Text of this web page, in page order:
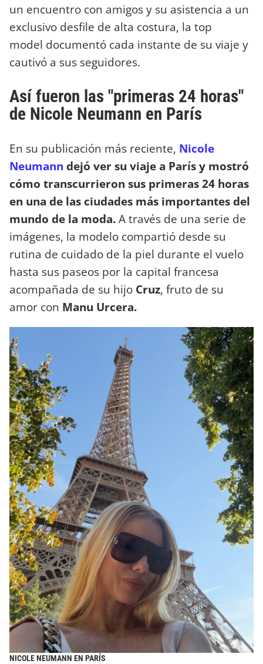
un encuentro con amigos y su asistencia a un
exclusivo desfile de alta costura, la top
model documentó cada instante de su viaje y
cautivó a sus seguidores.
Así fueron las "primeras 24 horas"
de Nicole Neumann en París
En su publicación más reciente, Nicole
Neumann dejó ver su viaje a París y mostró
cómo transcurrieron sus primeras 24 horas
en una de las ciudades más importantes del
mundo de la moda.A través de una serie de
imágenes, la modelo compartió desde su
rutina de cuidado de la piel durante el vuelo
hasta sus paseos por la capital francesa
acompañada de su hijo Cruz, fruto de su
amor con Manu Urcera.
NICOLE NEUMANN EN PARÍS